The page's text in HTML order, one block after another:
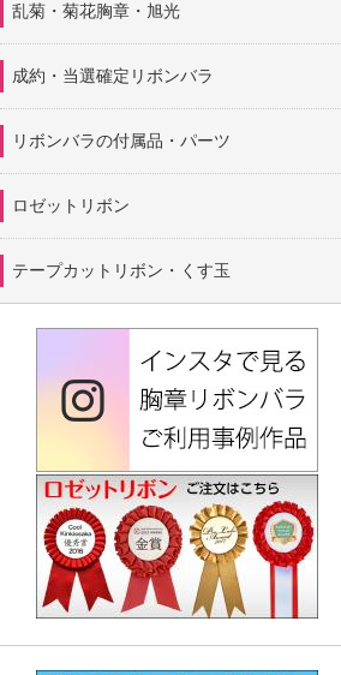
乱菊・菊花胸章・旭光
成約・当選確定リボンバラ
リボンバラの付属品・パーツ
ロゼットリボン
テープカットリボン・くす玉